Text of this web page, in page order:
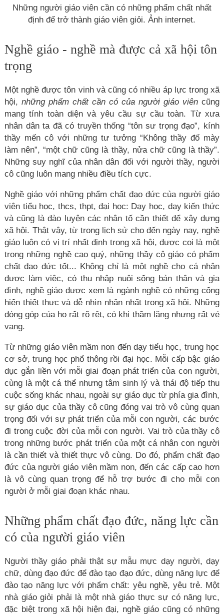
Những người giáo viên cần có những phẩm chất nhất
định để trở thành giáo viên giỏi. Ảnh internet.
Nghề giáo - nghề mà được cả xã hội tôn
trọng
Một nghề được tôn vinh và cũng có nhiều áp lực trong xã
hội, những phẩm chất cần có của người giáo viên cũng
mang tính toàn diện và yêu cầu sự cầu toàn. Từ xưa
nhân dân ta đã có truyền thống “tôn sư trọng đạo”, kính
thầy mến cô với những tư tưởng “Không thầy đố mày
làm nên”, “một chữ cũng là thầy, nửa chữ cũng là thầy”.
Những suy nghĩ của nhân dân đối với người thầy, người
cô cũng luôn mang nhiều điều tích cực.
Nghề giáo với những phẩm chất đạo đức của người giáo
viên tiểu học, thcs, thpt, đại học: Dạy học, dạy kiến thức
và cũng là đào luyện các nhân tố cần thiết để xây dựng
xã hội. Thật vậy, từ trong lịch sử cho đến ngày nay, nghề
giáo luôn có vị trí nhất định trong xã hội, được coi là một
trong những nghề cao quý, những thầy cô giáo có phẩm
chất đạo đức tốt... Không chỉ là một nghề cho cá nhân
được làm việc, có thu nhập nuôi sống bản thân và gia
đình, nghề giáo được xem là ngành nghề có những cống
hiến thiết thực và dễ nhìn nhận nhất trong xã hội. Những
đóng góp của họ rất rõ rệt, có khi thầm lặng nhưng rất vẻ
vang.
Từ những giáo viên mầm non đến dạy tiểu học, trung học
cơ sở, trung học phổ thông rồi đại học. Mỗi cấp bậc giáo
dục gắn liền với mỗi giai đoạn phát triển của con người,
cùng là một cá thể nhưng tâm sinh lý và thái độ tiếp thu
cuộc sống khác nhau, ngoài sự giáo dục từ phía gia đình,
sự giáo dục của thầy cô cũng đóng vai trò vô cùng quan
trọng đối với sự phát triển của mỗi con người, các bước
đi trong cuộc đời của mỗi con người. Vai trò của thầy cô
trong những bước phát triển của một cá nhân con người
là cần thiết và thiết thực vô cùng. Do đó, phẩm chất đạo
đức của người giáo viên mầm non, đến các cấp cao hơn
là vô cùng quan trọng để hỗ trợ bước đi cho mỗi con
người ở mỗi giai đoạn khác nhau.
Những phẩm chất đạo đức, năng lực cần
có của người giáo viên
Người thầy giáo phải thật sự mẫu mực dạy người, dạy
chữ, dùng đạo đức để đào tạo đạo đức, dùng năng lực để
đào tạo năng lực với phẩm chất: yêu nghề, yêu trẻ. Một
nhà giáo giỏi phải là một nhà giáo thực sự có năng lực,
đặc biệt trong xã hội hiện đại, nghề giáo cũng có những